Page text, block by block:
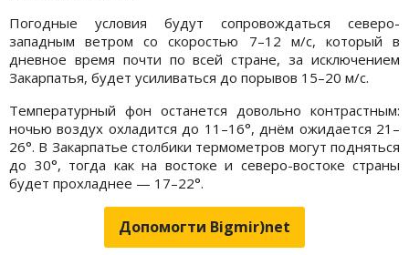
Погодные условия будут сопровождаться северо-
западным ветром со скоростью 7–12 м/с, который в
дневное время почти по всей стране, за исключением
Закарпатья, будет усиливаться до порывов 15–20 м/с.
Температурный фон останется довольно контрастным:
ночью воздух охладится до 11–16°, днём ожидается 21–
26°. В Закарпатье столбики термометров могут подняться
до 30°, тогда как на востоке и северо-востоке страны
будет прохладнее — 17–22°.
Допомогти Bigmir)net